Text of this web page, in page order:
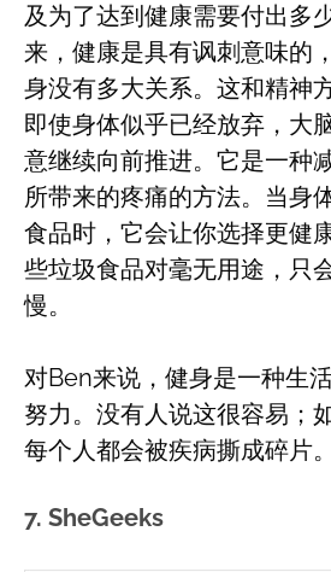
及为了达到健康需要付出多
来，健康是具有讽刺意味的
身没有多大关系。这和精神
即使身体似乎已经放弃，大
意继续向前推进。它是一种
所带来的疼痛的方法。当身
食品时，它会让你选择更健
些垃圾食品对毫无用途，只
慢。
对Ben来说，健身是一种生
努力。没有人说这很容易；
每个人都会被疾病撕成碎片。
7. SheGeeks